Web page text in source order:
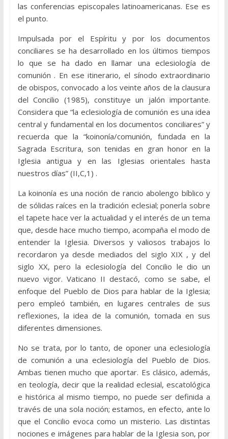
las conferencias episcopales latinoamericanas. Ese es
el punto.
Impulsada por el Espíritu y por los documentos
conciliares se ha desarrollado en los últimos tiempos
lo que se ha dado en llamar una eclesiología de
comunión . En ese itinerario, el sínodo extraordinario
de obispos, convocado a los veinte años de la clausura
del Concilio (1985), constituye un jalón importante.
Considera que “la eclesiología de comunión es una idea
central y fundamental en los documentos conciliares” y
recuerda que la “koinonía/comunión, fundada en la
Sagrada Escritura, son tenidas en gran honor en la
Iglesia antigua y en las Iglesias orientales hasta
nuestros días” (II,C,1) .
La koinonía es una noción de rancio abolengo bíblico y
de sólidas raíces en la tradición eclesial; ponerla sobre
el tapete hace ver la actualidad y el interés de un tema
que, desde hace mucho tiempo, acompaña el modo de
entender la Iglesia. Diversos y valiosos trabajos lo
recordaron ya desde mediados del siglo XIX , y del
siglo XX, pero la eclesiología del Concilio le dio un
nuevo vigor. Vaticano II destacó, como se sabe, el
enfoque del Pueblo de Dios para hablar de la Iglesia;
pero empleó también, en lugares centrales de sus
reflexiones, la idea de la comunión, tomada en sus
diferentes dimensiones.
No se trata, por lo tanto, de oponer una eclesiología
de comunión a una eclesiología del Pueblo de Dios.
Ambas tienen mucho que aportar. Es clásico, además,
en teología, decir que la realidad eclesial, escatológica
e histórica al mismo tiempo, no puede ser definida a
través de una sola noción; estamos, en efecto, ante lo
que el Concilio evoca como un misterio. Las distintas
nociones e imágenes para hablar de la Iglesia son, por